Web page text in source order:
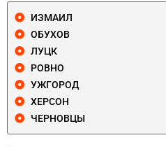
ИЗМАИЛ
ОБУХОВ
ЛУЦК
РОВНО
УЖГОРОД
ХЕРСОН
ЧЕРНОВЦЫ